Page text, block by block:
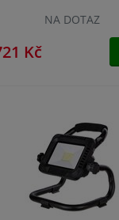
NA DOTAZ
Kč